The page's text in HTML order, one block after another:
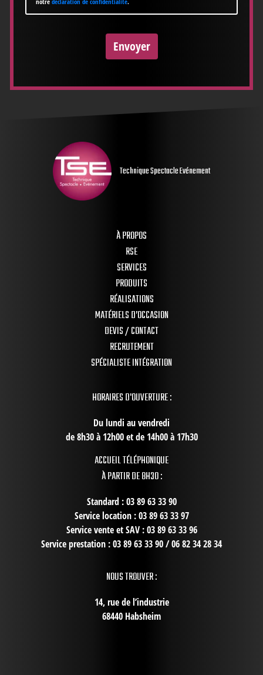
Envoyer
Technique Spectacle Evénement
À PROPOS
RSE
SERVICES
PRODUITS
RÉALISATIONS
MATÉRIELS D’OCCASION
DEVIS / CONTACT
RECRUTEMENT
SPÉCIALISTE INTÉGRATION
HORAIRES D'OUVERTURE :
Du lundi au vendredi
de 8h30 à 12h00 et de 14h00 à 17h30
ACCUEIL TÉLÉPHONIQUE
À PARTIR DE 8H30 :
Standard : 03 89 63 33 90
Service location : 03 89 63 33 97
Service vente et SAV : 03 89 63 33 96
Service prestation : 03 89 63 33 90 / 06 82 34 28 34
NOUS TROUVER :
14, rue de l’industrie
68440 Habsheim